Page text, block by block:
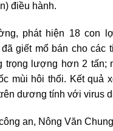
điều hành.
phát hiện 18 con
giết mổ bán cho các
trọng lượng hơn 2 tấn;
mùi hôi thối. Kết quả
dương tính với virus
an, Nông Văn